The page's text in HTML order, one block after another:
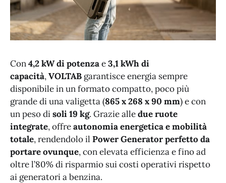
Con4,2 kW di potenzae3,1 kWh di
capacità,VOLTAB garantisce energia sempre
disponibile in un formato compatto, poco più
grande di una valigetta (865 x 268 x 90 mm) e con
un peso disoli 19 kg. Grazie alledue ruote
integrate, offreautonomia energetica e mobilità
totale, rendendolo il Power Generator perfetto da
portare ovunque, con elevata efficienza e fino ad
oltre l’80% di risparmio sui costi operativi rispetto
ai generatori a benzina.